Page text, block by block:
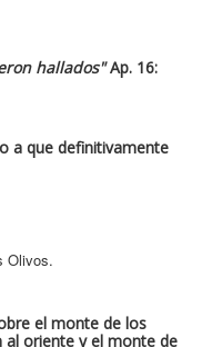
hallados"Ap. 16:
a que definitivamente
Olivos.
el monte de los
al oriente y el monte de